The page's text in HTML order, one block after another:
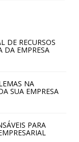
DE RECURSOS
DA EMPRESA
NA
SUA EMPRESA
PARA